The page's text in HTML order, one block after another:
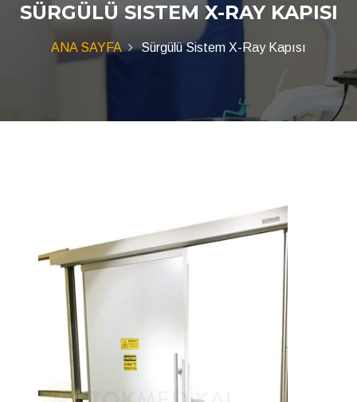
SÜRGÜLÜ SISTEM X-RAY KAPISI
ANA SAYFA Sürgülü Sistem X-Ray Kapısı